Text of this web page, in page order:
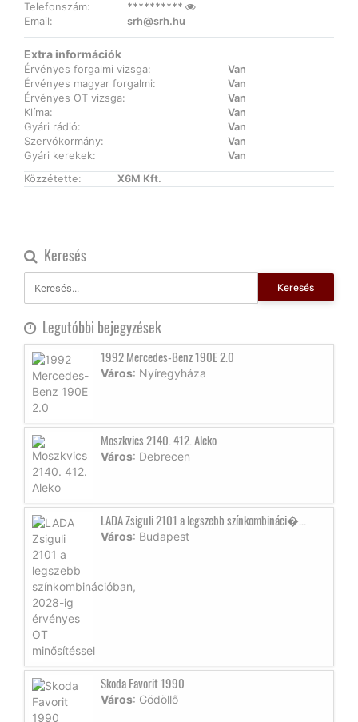
Telefonszám:
**********
Email:
srh@srh.hu
Extra információk
Érvényes forgalmi vizsga:
Van
Érvényes magyar forgalmi:
Van
Érvényes OT vizsga:
Van
Klíma:
Van
Gyári rádió:
Van
Szervókormány:
Van
Gyári kerekek:
Van
Közzétette:
X6M Kft.
Keresés
Keresés
Legutóbbi bejegyzések
1992 Mercedes-Benz 190E 2.0
Város: Nyíregyháza
Moszkvics 2140. 412. Aleko
Város: Debrecen
LADA Zsiguli 2101 a legszebb színkombináci�...
Város: Budapest
Skoda Favorit 1990
Város: Gödöllő